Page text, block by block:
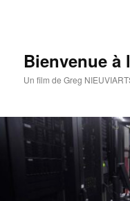
Bienvenue à
Un film de Greg